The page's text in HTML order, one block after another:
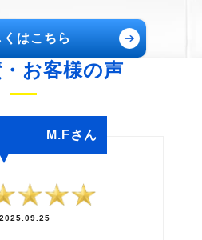
はこちら
お客様の声
M.Fさん
2025.09.25